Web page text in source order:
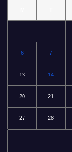
6 7
13 14
20 21
27 28